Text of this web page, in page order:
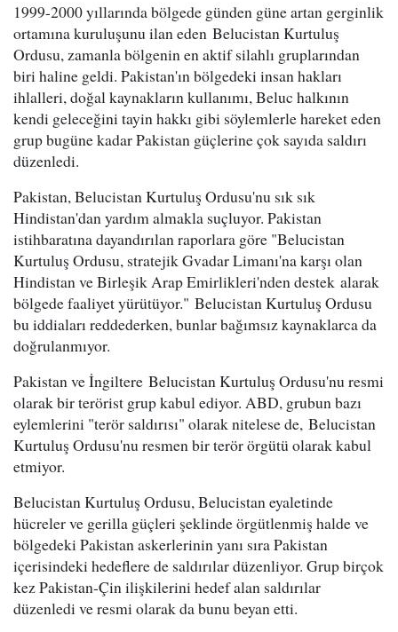
1999-2000 yıllarında bölgede günden güne artan gerginlik
ortamına kuruluşunu ilan eden Belucistan Kurtuluş
Ordusu, zamanla bölgenin en aktif silahlı gruplarından
biri haline geldi. Pakistan'ın bölgedeki insan hakları
ihlalleri, doğal kaynakların kullanımı, Beluc halkının
kendi geleceğini tayin hakkı gibi söylemlerle hareket eden
grup bugüne kadar Pakistan güçlerine çok sayıda saldırı
düzenledi.
Pakistan, Belucistan Kurtuluş Ordusu'nu sık sık
Hindistan'dan yardım almakla suçluyor. Pakistan
istihbaratına dayandırılan raporlara göre "Belucistan
Kurtuluş Ordusu, stratejik Gvadar Limanı'na karşı olan
Hindistan ve Birleşik Arap Emirlikleri'nden destek alarak
bölgede faaliyet yürütüyor." Belucistan Kurtuluş Ordusu
bu iddiaları reddederken, bunlar bağımsız kaynaklarca da
doğrulanmıyor.
Pakistan ve İngiltere Belucistan Kurtuluş Ordusu'nu resmi
olarak bir terörist grup kabul ediyor. ABD, grubun bazı
eylemlerini "terör saldırısı" olarak nitelese de, Belucistan
Kurtuluş Ordusu'nu resmen bir terör örgütü olarak kabul
etmiyor.
Belucistan Kurtuluş Ordusu, Belucistan eyaletinde
hücreler ve gerilla güçleri şeklinde örgütlenmiş halde ve
bölgedeki Pakistan askerlerinin yanı sıra Pakistan
içerisindeki hedeflere de saldırılar düzenliyor. Grup birçok
kez Pakistan-Çin ilişkilerini hedef alan saldırılar
düzenledi ve resmi olarak da bunu beyan etti.